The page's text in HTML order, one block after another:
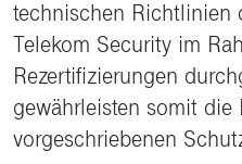
technischen Richtlinien
Telekom Security im
Rezertifizierungen
gewährleisten somit die
vorgeschriebenen